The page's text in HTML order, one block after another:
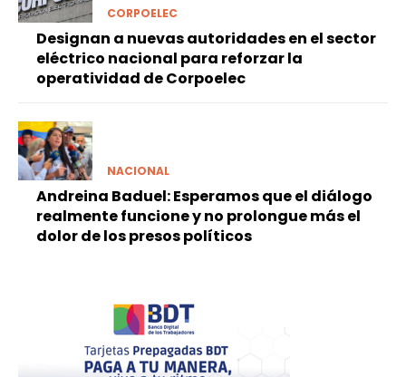
CORPOELEC
Designan a nuevas autoridades en el sector
eléctrico nacional para reforzar la
operatividad de Corpoelec
NACIONAL
Andreina Baduel: Esperamos que el diálogo
realmente funcione y no prolongue más el
dolor de los presos políticos